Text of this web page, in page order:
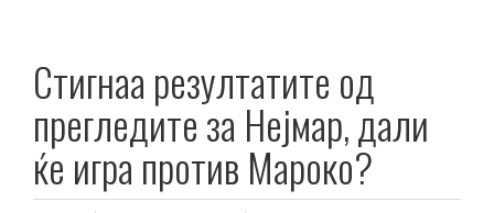
Стигнаа резултатите од
прегледите за Нејмар, дали
ќе игра против Мароко?